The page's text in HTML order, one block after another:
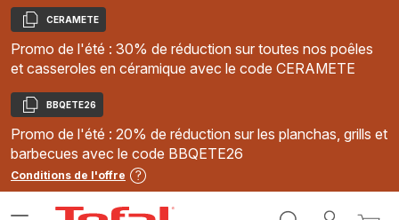
Copier
CERAMETE
Promo de l'été : 30% de réduction sur toutes nos poêles
et casseroles en céramique avec le code CERAMETE
Copier
BBQETE26
Promo de l'été : 20% de réduction sur les planchas, grills et
barbecues avec le code BBQETE26
Conditions de l'offre